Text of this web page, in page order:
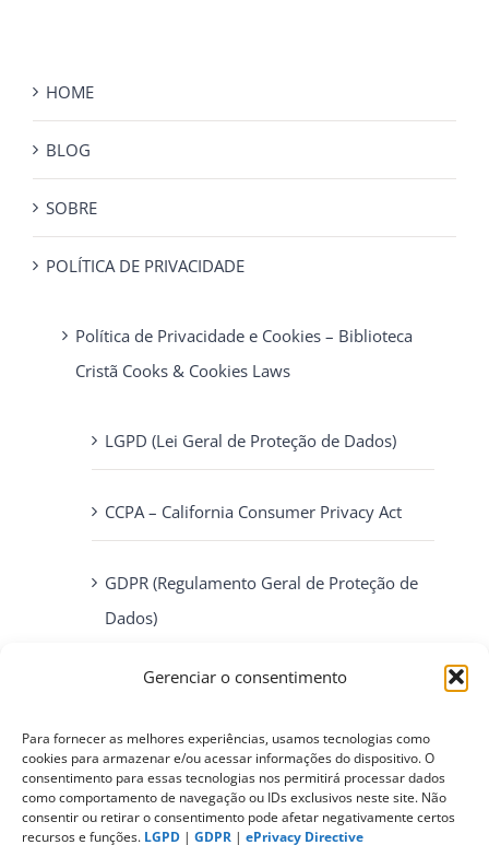
Gerenciar o consentimento
Para fornecer as melhores experiências, usamos tecnologias como
cookies para armazenar e/ou acessar informações do dispositivo. O
consentimento para essas tecnologias nos permitirá processar dados
como comportamento de navegação ou IDs exclusivos neste site. Não
consentir ou retirar o consentimento pode afetar negativamente certos
recursos e funções. LGPD | GDPR | ePrivacy Directive
HOME
BLOG
SOBRE
POLÍTICA DE PRIVACIDADE
Política de Privacidade e Cookies – Biblioteca
Cristã Cooks & Cookies Laws
LGPD (Lei Geral de Proteção de Dados)
CCPA – California Consumer Privacy Act
GDPR (Regulamento Geral de Proteção de
Dados)
ePrivacy Directive (Diretiva ePrivacidade)
PIPEDA (Personal Information Protection
and Electronic Documents Act)